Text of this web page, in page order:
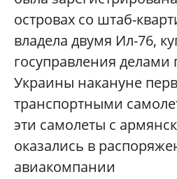
островах со штаб-
владела двумя Ил-76,
госуправления делами
Украины накануне
транспортными
эти самолеты с
оказались в
авиакомпании